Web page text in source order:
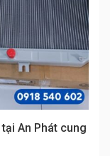
An Phát cung